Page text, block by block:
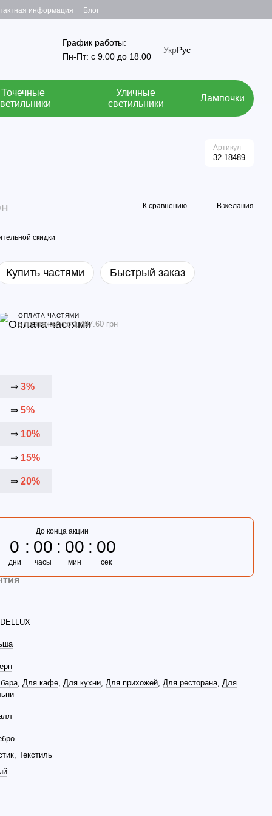
информация Блог
График работы:
Пн-Пт: с 9.00 до 18.00
УкрРус
Точечные
Уличные
светильники
Лампочки
Артикул
32-18489
К сравнению В желания
скидки
Купить частями Быстрый заказ
ОПЛАТА ЧАСТЯМИ
5 платежей по 1 497.60 грн
⇒ 3%
⇒ 5%
⇒ 10%
⇒ 15%
⇒ 20%
До конца акции
0
дни
00
часы
00
мин
00
сек
, Для кафе, Для кухни, Для прихожей, Для ресторана, Для
, Текстиль